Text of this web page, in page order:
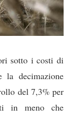
sotto i costi di
la decimazione
del 7,3% per
in meno che